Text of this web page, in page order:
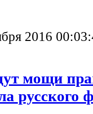
2016
мощи
русского